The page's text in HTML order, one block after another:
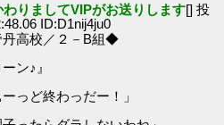
わりましてVIPがお送りします[] 投
ID:D1nij4ju0
高校／２－B組◆
ン♪』
っど終わっだー！」